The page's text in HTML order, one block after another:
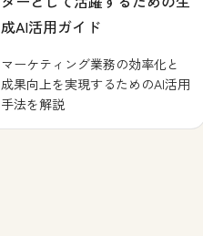
成AI活用ガイド
マーケティング業務の効率化と
成果向上を実現するためのAI活用
手法を解説